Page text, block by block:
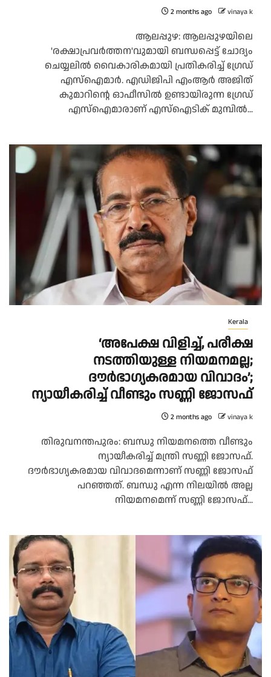
2 months ago vinaya k
ആലപ്പുഴ: ആലപ്പുഴയിലെ
'രക്ഷാപ്രവർത്തന'വുമായി ബന്ധപ്പെട്ട് ചോദ്യം
ചെയ്യലിൽ വൈകാരികമായി പ്രതികരിച്ച് ഗ്രേഡ്
എസ്ഐമാർ. എഡിജിപി എംആർ അജിത്
കുമാറിന്റെ ഓഫീസിൽ ഉണ്ടായിരുന്ന ഗ്രേഡ്
എസ്ഐമാരാണ് എസ്ഐടിക് മുമ്പിൽ...
Kerala
‘അപേക്ഷ വിളിച്ച്, പരീക്ഷ
നടത്തിയുള്ള നിയമനമല്ല;
ദൗര്‍ഭാഗ്യകരമായ വിവാദം’;
ന്യായീകരിച്ച് വീണ്ടും സണ്ണി ജോസഫ്
2 months ago vinaya k
തിരുവനന്തപുരം: ബന്ധു നിയമനത്തെ വീണ്ടും
ന്യായീകരിച്ച് മന്ത്രി സണ്ണി ജോസഫ്.
ദൗര്‍ഭാഗ്യകരമായ വിവാദമെന്നാണ് സണ്ണി ജോസഫ്
പറഞ്ഞത്. ബന്ധു എന്ന നിലയില്‍ അല്ല
നിയമനമെന്ന് സണ്ണി ജോസഫ്...